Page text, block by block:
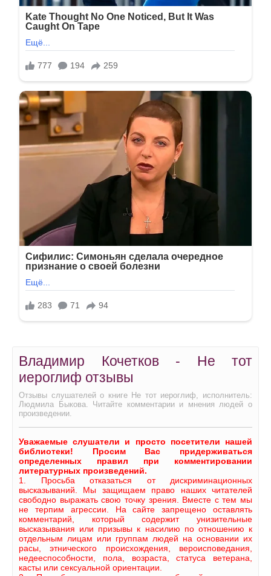
Владимир Кочетков - Не тот
иероглиф отзывы
Отзывы слушателей о книге Не тот иероглиф, исполнитель:
Людмила Быкова. Читайте комментарии и мнения людей о
произведении.
Уважаемые слушатели и просто посетители нашей
библиотеки! Просим Вас придерживаться
определенных правил при комментировании
литературных произведений.
1. Просьба отказаться от дискриминационных
высказываний. Мы защищаем право наших читателей
свободно выражать свою точку зрения. Вместе с тем мы
не терпим агрессии. На сайте запрещено оставлять
комментарий, который содержит унизительные
высказывания или призывы к насилию по отношению к
отдельным лицам или группам людей на основании их
расы, этнического происхождения, вероисповедания,
недееспособности, пола, возраста, статуса ветерана,
касты или сексуальной ориентации.